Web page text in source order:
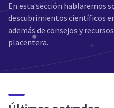
En esta sección hablaremos
descubrimientos científicos
además de consejos y
placentera.